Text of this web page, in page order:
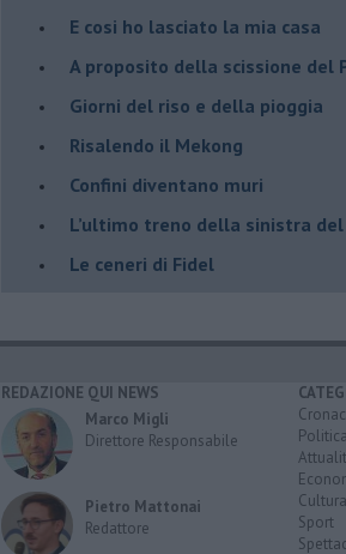
​E cosi ho lasciato la mia casa
A proposito della scissione del
​Giorni del riso e della pioggia
Risalendo il Mekong
Confini diventano muri
L’ultimo treno della sinistra del
Le ceneri di Fidel
REDAZIONE QUI NEWS
Marco Migli
Direttore Responsabile
Pietro Mattonai
Redattore
Politica
Cultura
Sport